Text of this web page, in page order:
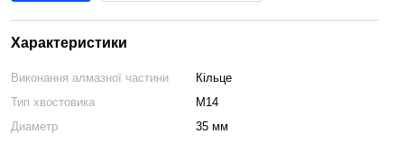
Характеристики
Виконання алмазної частини
Кільце
Тип хвостовика
М14
Диаметр
35 мм